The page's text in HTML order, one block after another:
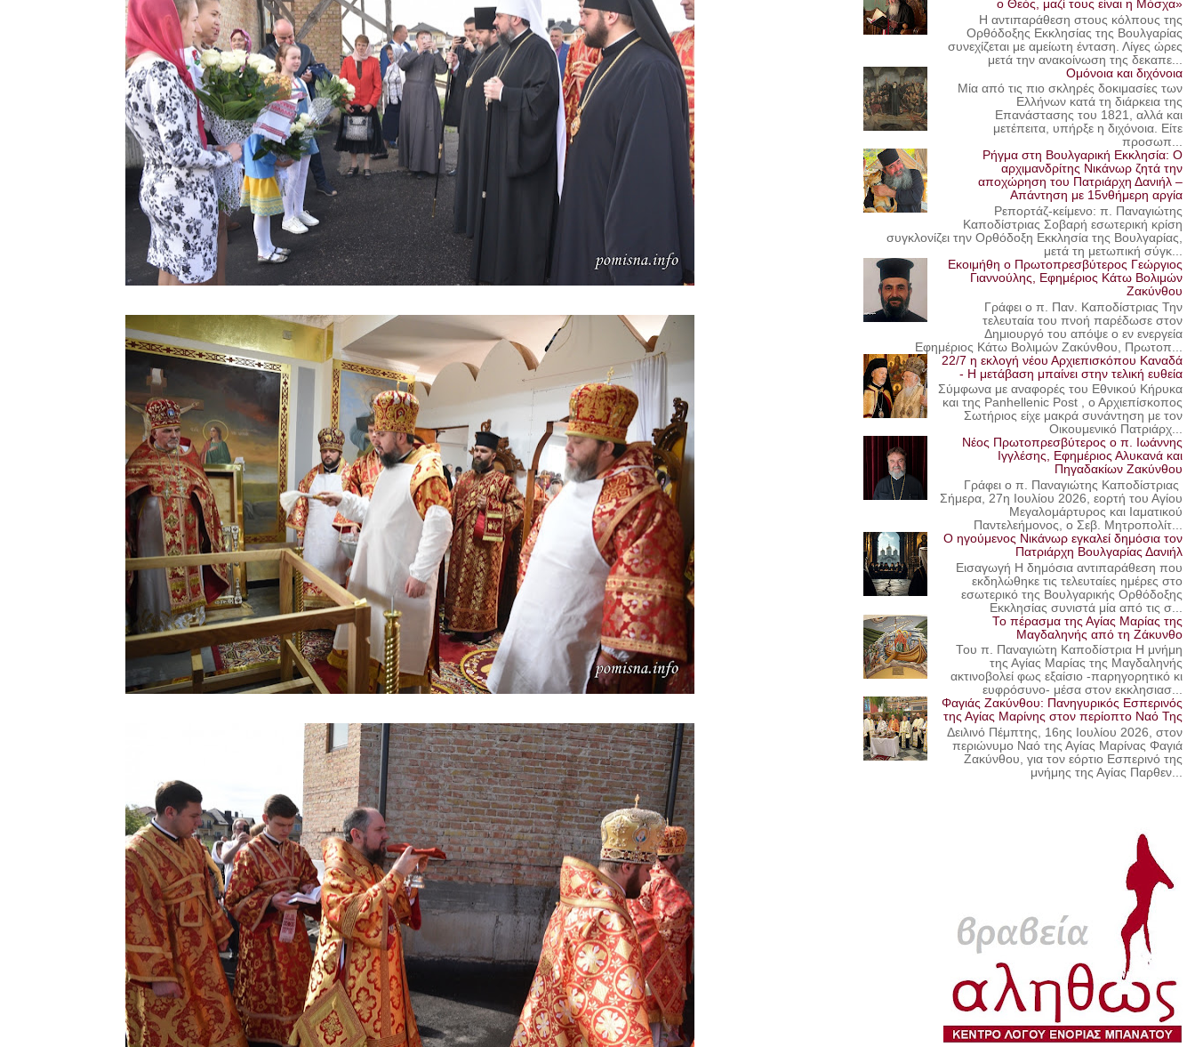
ο Θεός, μαζί τους είναι η Μόσχα»
Η αντιπαράθεση στους κόλπους της
Ορθόδοξης Εκκλησίας της Βουλγαρίας
συνεχίζεται με αμείωτη ένταση. Λίγες ώρες
μετά την ανακοίνωση της δεκαπε...
Ομόνοια και διχόνοια
Μία από τις πιο σκληρές δοκιμασίες των
Ελλήνων κατά τη διάρκεια της
Επανάστασης του 1821, αλλά και
μετέπειτα, υπήρξε η διχόνοια. Είτε
προσωπ...
Ρήγμα στη Βουλγαρική Εκκλησία: Ο
αρχιμανδρίτης Νικάνωρ ζητά την
αποχώρηση του Πατριάρχη Δανιήλ –
Απάντηση με 15νθήμερη αργία
Ρεπορτάζ-κείμενο: π. Παναγιώτης
Καποδίστριας Σοβαρή εσωτερική κρίση
συγκλονίζει την Ορθόδοξη Εκκλησία της Βουλγαρίας,
μετά τη μετωπική σύγκ...
Εκοιμήθη ο Πρωτοπρεσβύτερος Γεώργιος
Γιαννούλης, Εφημέριος Κάτω Βολιμών
Ζακύνθου
Γράφει ο π. Παν. Καποδίστριας Την
τελευταία του πνοή παρέδωσε στον
Δημιουργό του απόψε ο εν ενεργεία
Εφημέριος Κάτω Βολιμών Ζακύνθου, Πρωτοπ...
22/7 η εκλογή νέου Αρχιεπισκόπου Καναδά
- Η μετάβαση μπαίνει στην τελική ευθεία
Σύμφωνα με αναφορές του Εθνικού Κήρυκα
και της Panhellenic Post , ο Αρχιεπίσκοπος
Σωτήριος είχε μακρά συνάντηση με τον
Οικουμενικό Πατριάρχ...
Νέος Πρωτοπρεσβύτερος ο π. Ιωάννης
Ιγγλέσης, Εφημέριος Αλυκανά και
Πηγαδακίων Ζακύνθου
Γράφει ο π. Παναγιώτης Καποδίστριας
Σήμερα, 27η Ιουλίου 2026, εορτή του Αγίου
Μεγαλομάρτυρος και Ιαματικού
Παντελεήμονος, ο Σεβ. Μητροπολίτ...
Ο ηγούμενος Νικάνωρ εγκαλεί δημόσια τον
Πατριάρχη Βουλγαρίας Δανιήλ
Εισαγωγή Η δημόσια αντιπαράθεση που
εκδηλώθηκε τις τελευταίες ημέρες στο
εσωτερικό της Βουλγαρικής Ορθόδοξης
Εκκλησίας συνιστά μία από τις σ...
Το πέρασμα της Αγίας Μαρίας της
Μαγδαληνής από τη Ζάκυνθο
Του π. Παναγιώτη Καποδίστρια Η μνήμη
της Αγίας Μαρίας της Μαγδαληνής
ακτινοβολεί φως εξαίσιο -παρηγορητικό κι
ευφρόσυνο- μέσα στον εκκλησιασ...
Φαγιάς Ζακύνθου: Πανηγυρικός Εσπερινός
της Αγίας Μαρίνης στον περίοπτο Ναό Της
Δειλινό Πέμπτης, 16ης Ιουλίου 2026, στον
περιώνυμο Ναό της Αγίας Μαρίνας Φαγιά
Ζακύνθου, για τον εόρτιο Εσπερινό της
μνήμης της Αγίας Παρθεν...